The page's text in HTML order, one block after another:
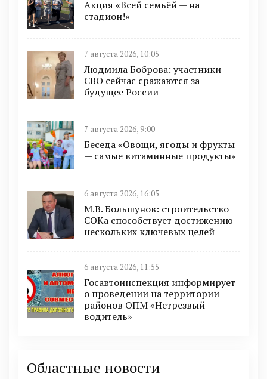
Акция «Всей семьёй — на
стадион!»
7 августа 2026, 10:05
Людмила Боброва: участники
СВО сейчас сражаются за
будущее России
7 августа 2026, 9:00
Беседа «Овощи, ягоды и фрукты
— самые витаминные продукты»
6 августа 2026, 16:05
М.В. Большунов: строительство
СОКа способствует достижению
нескольких ключевых целей
6 августа 2026, 11:55
Госавтоинспекция информирует
о проведении на территории
районов ОПМ «Нетрезвый
водитель»
Областные новости